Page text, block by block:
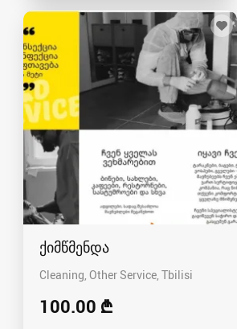
ქიმწმენდა
Cleaning, Other Service Tbilisi
100.00 ₾